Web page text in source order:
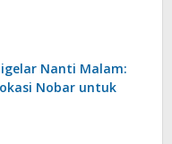
Nanti Malam:
Nobar untuk